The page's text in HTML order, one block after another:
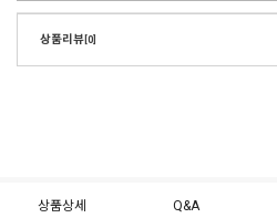
상품리뷰[0]
상품상세 Q&A